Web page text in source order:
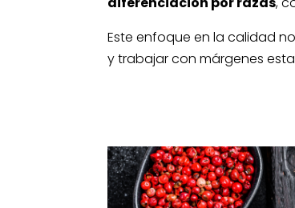
Este enfoque en la calidad
y trabajar con márgenes